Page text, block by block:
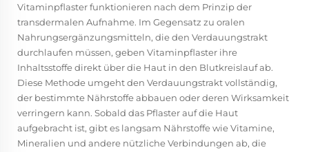
Vitaminpflaster funktionieren nach dem Prinzip der
transdermalen Aufnahme. Im Gegensatz zu oralen
Nahrungsergänzungsmitteln, die den Verdauungstrakt
durchlaufen müssen, geben Vitaminpflaster ihre
Inhaltsstoffe direkt über die Haut in den Blutkreislauf ab.
Diese Methode umgeht den Verdauungstrakt vollständig,
der bestimmte Nährstoffe abbauen oder deren Wirksamkeit
verringern kann. Sobald das Pflaster auf die Haut
aufgebracht ist, gibt es langsam Nährstoffe wie Vitamine,
Mineralien und andere nützliche Verbindungen ab, die